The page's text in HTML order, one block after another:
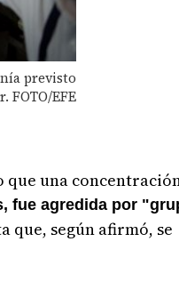
previsto
FOTO/EFE
que una
fue agredida por
que, según afirmó, se